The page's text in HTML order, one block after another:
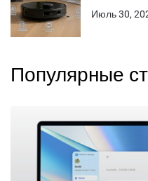
Июль 30,
Популярные